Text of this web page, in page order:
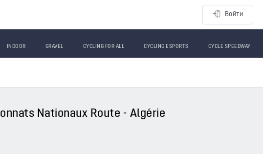
Войти
INDOOR GRAVEL CYCLING FOR ALL CYCLING ESPORTS CYCLE SPEEDWAY
Nationaux Route - Algérie